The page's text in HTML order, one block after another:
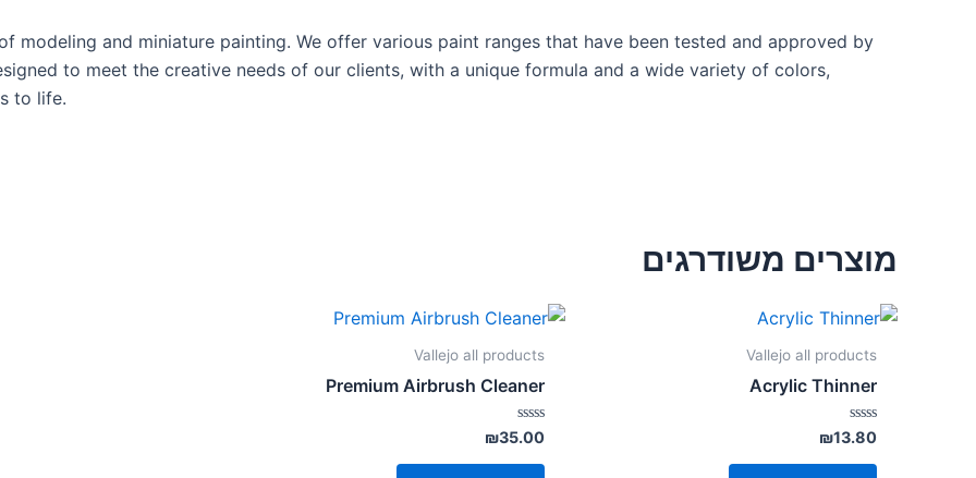
modeling and miniature painting. We offer various paint ranges that have been tested and approved by
to meet the creative needs of our clients, with a unique formula and a wide variety of colors,
to life.
מוצרים משודרגים
Vallejo all products
Acrylic Thinner
דורג
0
מתוך
₪13.80
Vallejo all products
Premium Airbrush Cleaner
דורג
0
מתוך
₪35.00